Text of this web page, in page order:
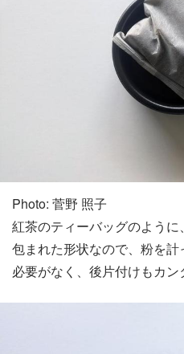
Photo: 菅野 照子
紅茶のティーバッグのよう
包まれた形状なので、粉を
必要がなく、後片付けもカン